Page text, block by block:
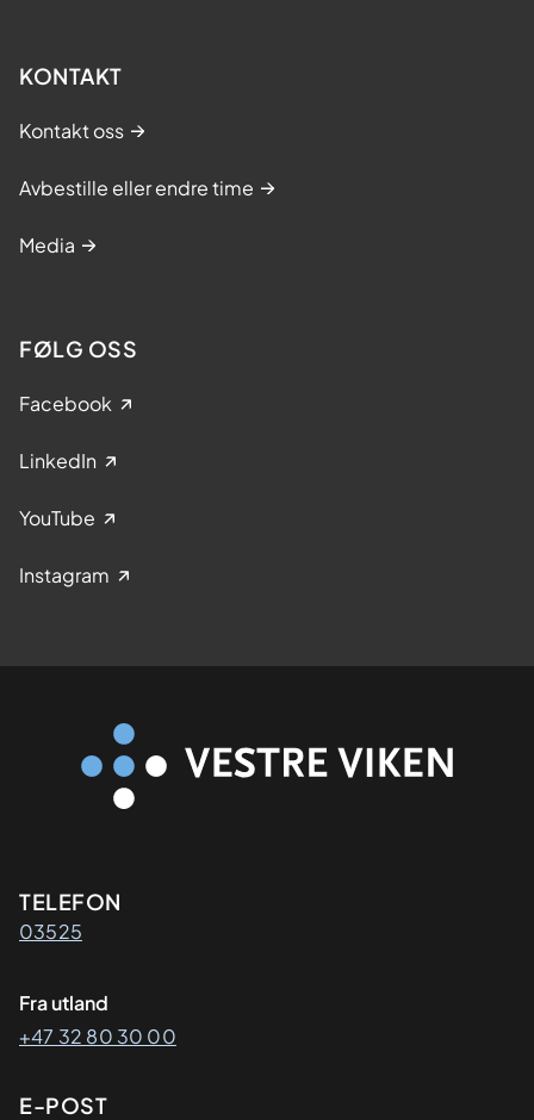
KONTAKT
Kontakt oss
Avbestille eller endre time
Media
FØLG OSS
Facebook
LinkedIn
YouTube
Instagram
Kontaktinformasjon
TELEFON
03525
Fra utland
+47 32 80 30 00
E-POST